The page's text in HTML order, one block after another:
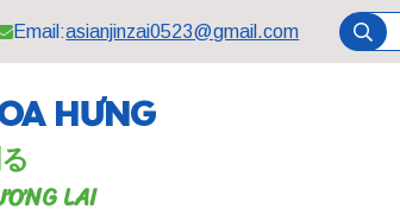
TP. HCM
Email:asianjinzai0523@gmail.com
HƯNG
LAI